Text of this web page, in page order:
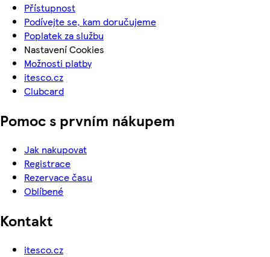
Přístupnost
Podívejte se, kam doručujeme
Poplatek za službu
Nastavení Cookies
Možnosti platby
itesco.cz
Clubcard
Pomoc s prvním nákupem
Jak nakupovat
Registrace
Rezervace času
Oblíbené
Kontakt
itesco.cz